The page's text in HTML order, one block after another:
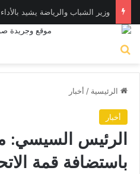
الرئيسية / أخبار
أخبار
الرئيس
باستضافة قمة